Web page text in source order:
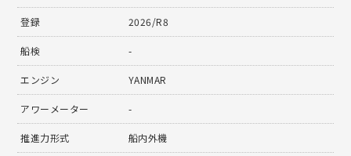
登録 2026/R8
船検 -
エンジン YANMAR
アワーメーター -
推進力形式 船内外機